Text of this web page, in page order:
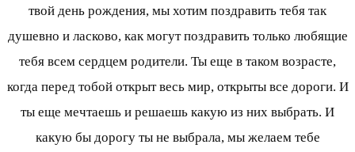
твой день рождения, мы хотим поздравить тебя так
душевно и ласково, как могут поздравить только любящие
тебя всем сердцем родители. Ты еще в таком возрасте,
когда перед тобой открыт весь мир, открыты все дороги. И
ты еще мечтаешь и решаешь какую из них выбрать. И
какую бы дорогу ты не выбрала, мы желаем тебе